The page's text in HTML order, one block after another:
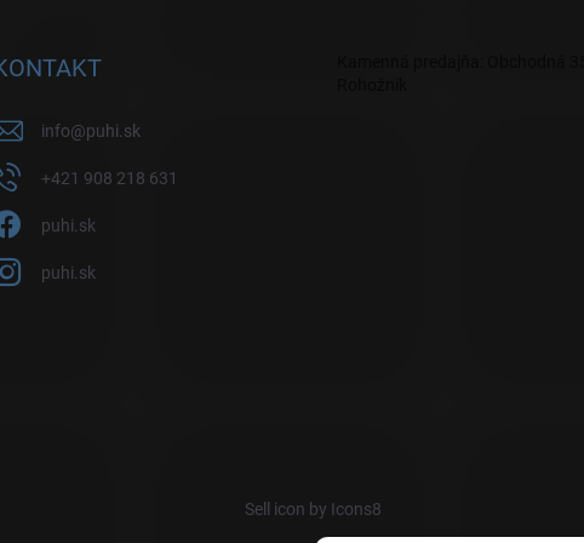
info@puhi.sk
+421 908 218 631
puhi.sk
puhi.sk
Sell icon by Icons8